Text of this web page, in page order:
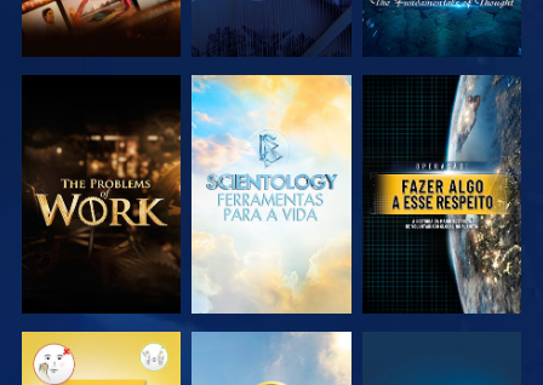
EXPLORAR A
SÉRIE
EXPLORAR A
SÉRIE
VER